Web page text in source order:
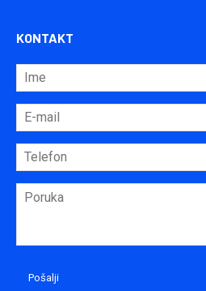
KONTAKT